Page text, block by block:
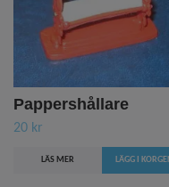
Pappershållare
20 kr
LÄS MER